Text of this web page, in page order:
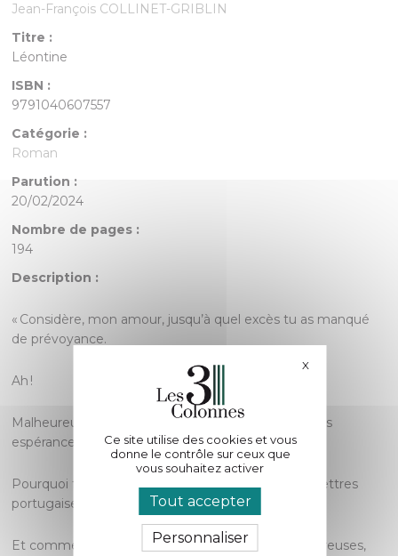
Jean-François COLLINET-GRIBLIN
Titre :
Léontine
ISBN :
9791040607557
Catégorie :
Roman
Parution :
20/02/2024
Nombre de pages :
194
Description :
« Considère, mon amour, jusqu’à quel excès tu as manqué
de prévoyance.
Ah !
Malheureux, tu as été trahi, et tu m’as trahie par des
espérances trompeuses ».
Pourquoi fallait-il que ces premières phrases des Lettres
portugaises m’accompagnent ma vie durant ?
Et comment se fait-il que, dans les passions amoureuses,
Ce site utilise des cookies et vous
donne le contrôle sur ceux que
vous souhaitez activer
Tout accepter
Personnaliser
XMasquer le